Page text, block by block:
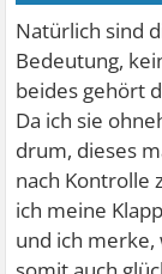
Natürlich sind
Bedeutung,
beides gehört
Da ich sie
drum, dieses
nach Kontrolle
ich meine
und ich